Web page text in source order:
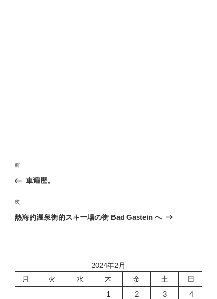
投
ナ
ビ
ゲ
前
の
稿
前
車遍歴。
次
の
次
熱海的温泉街的スキー場の街 Bad Gastein へ
2024年2月
月
火 水 木 金 土
日
1
2 3
4